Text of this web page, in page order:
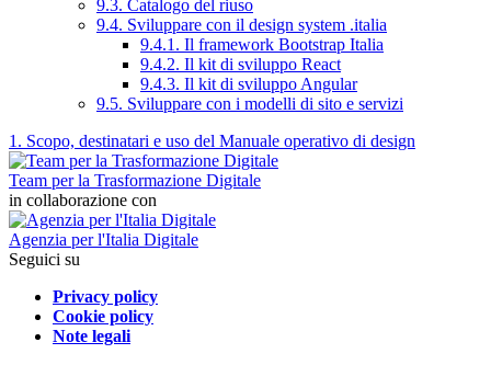
9.3. Catalogo del riuso
9.4. Sviluppare con il design system .italia
9.4.1. Il framework Bootstrap Italia
9.4.2. Il kit di sviluppo React
9.4.3. Il kit di sviluppo Angular
9.5. Sviluppare con i modelli di sito e servizi
1. Scopo, destinatari e uso del Manuale operativo di design
Team per la Trasformazione Digitale
in collaborazione con
Agenzia per l'Italia Digitale
Seguici su
Privacy policy
Cookie policy
Note legali